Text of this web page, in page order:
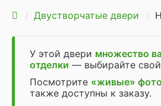
Двустворчатые двери
У этой двери множество
отделки — выбирайте
Посмотрите «живые»
также доступны к заказу.